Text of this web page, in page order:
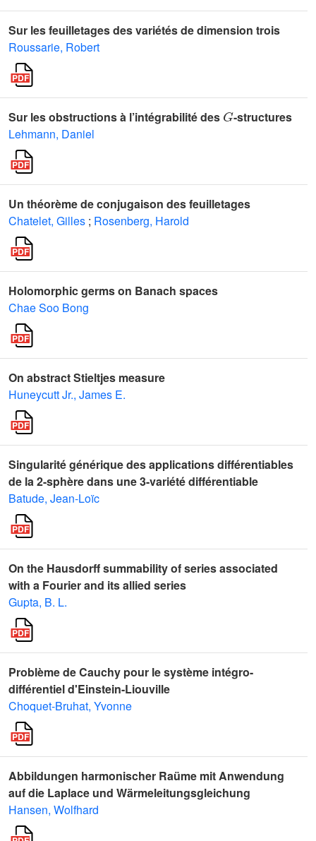
Sur les feuilletages des variétés de dimension trois
Roussarie, Robert
Sur les obstructions à l’intégrabilité des
-structures
Lehmann, Daniel
Un théorème de conjugaison des feuilletages
Chatelet, Gilles ; Rosenberg, Harold
Holomorphic germs on Banach spaces
Chae Soo Bong
On abstract Stieltjes measure
Huneycutt Jr., James E.
Singularité générique des applications différentiables
de la 2-sphère dans une 3-variété différentiable
Batude, Jean-Loïc
On the Hausdorff summability of series associated
with a Fourier and its allied series
Gupta, B. L.
Problème de Cauchy pour le système intégro-
différentiel d'Einstein-Liouville
Choquet-Bruhat, Yvonne
Abbildungen harmonischer Raüme mit Anwendung
auf die Laplace und Wärmeleitungsgleichung
Hansen, Wolfhard